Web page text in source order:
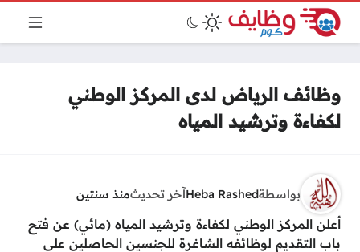
وظائف الرياض لدى المركز الوطني
لكفاءة وترشيد المياه
بواسطةHeba Rashedآخر تحديثمنذ سنتين
أعلن المركز الوطني لكفاءة وترشيد المياه (مائي) عن فتح
باب التقديم لوظائفه الشاغرة للجنسين الحاصلين على